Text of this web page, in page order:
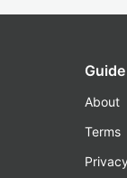
About
Terms
Privacy